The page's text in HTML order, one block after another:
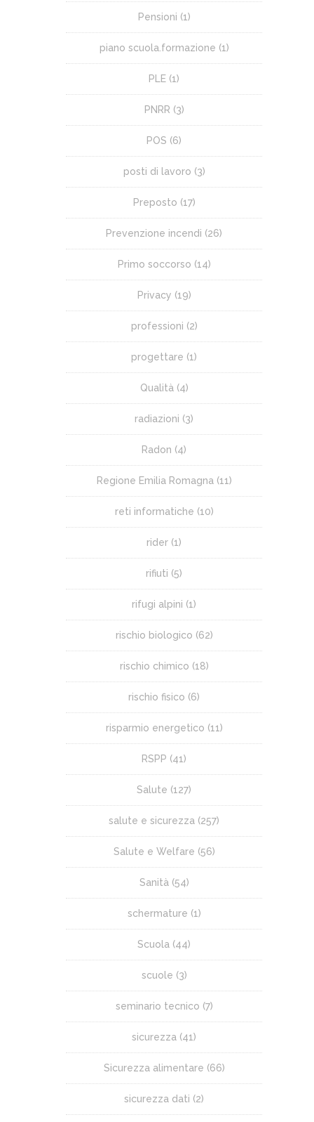
Pensioni (1)
piano scuola.formazione (1)
PLE (1)
PNRR (3)
POS (6)
posti di lavoro (3)
Preposto (17)
Prevenzione incendi (26)
Primo soccorso (14)
Privacy (19)
professioni (2)
progettare (1)
Qualità (4)
radiazioni (3)
Radon (4)
Regione Emilia Romagna (11)
reti informatiche (10)
rider (1)
rifiuti (5)
rifugi alpini (1)
rischio biologico (62)
rischio chimico (18)
rischio fisico (6)
risparmio energetico (11)
RSPP (41)
Salute (127)
salute e sicurezza (257)
Salute e Welfare (56)
Sanità (54)
schermature (1)
Scuola (44)
scuole (3)
seminario tecnico (7)
sicurezza (41)
Sicurezza alimentare (66)
sicurezza dati (2)